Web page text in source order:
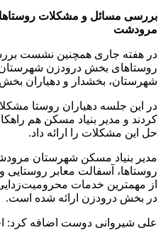
بررسی مسائل و مشکلات
مرودشت
در هفته جاری همچنین نشست
روستاهای بخش درودزن شهرستان
شهرستان، بخشدار و دهیاران
در این جلسه دهیاران روستا
کردند و مدیر بنیاد مسکن هم
حل این مشکلات را ارائه داد.
مدیر بنیاد مسکن شهرستان
روستاها، آسفالت معابر روستایی
از مهمترین خدمات
در بخش درودزن ارائه شده است.